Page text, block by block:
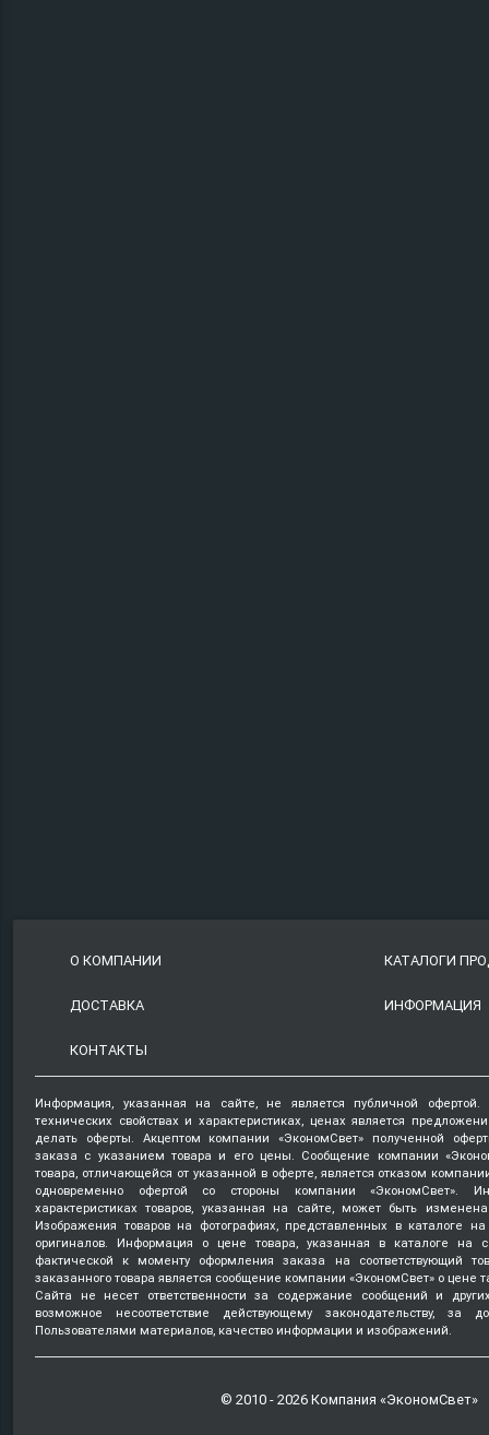
О КОМПАНИИ КАТАЛОГИ
ДОСТАВКА ИНФОРМАЦИЯ
КОНТАКТЫ
Информация, указанная на сайте, не является публичной
технических свойствах и характеристиках, ценах является
делать оферты. Акцептом компании «ЭкономСвет» полученной
заказа с указанием товара и его цены. Сообщение компании
товара, отличающейся от указанной в оферте, является отказом
одновременно офертой со стороны компании «ЭкономСвет».
характеристиках товаров, указанная на сайте, может быть
Изображения товаров на фотографиях, представленных в каталоге на
оригиналов. Информация о цене товара, указанная в каталоге на
фактической к моменту оформления заказа на соответствующий
заказанного товара является сообщение компании «ЭкономСвет» о цене
Сайта не несет ответственности за содержание сообщений и
возможное несоответствие действующему законодательству, за
Пользователями материалов, качество информации и изображений.
© 2010 - 2026 Компания «ЭкономСвет»